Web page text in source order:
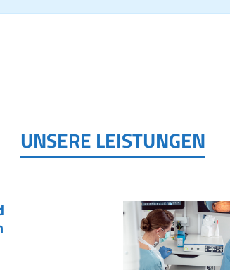
UNSERE LEISTUNGEN